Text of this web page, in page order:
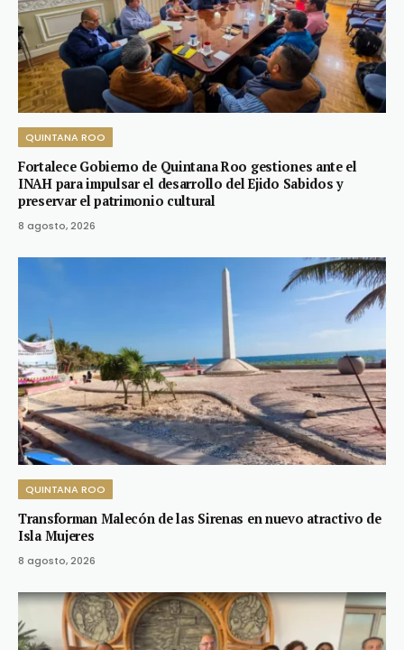
QUINTANA ROO
Fortalece Gobierno de Quintana Roo gestiones ante el
INAH para impulsar el desarrollo del Ejido Sabidos y
preservar el patrimonio cultural
8 agosto, 2026
QUINTANA ROO
Transforman Malecón de las Sirenas en nuevo atractivo de
Isla Mujeres
8 agosto, 2026